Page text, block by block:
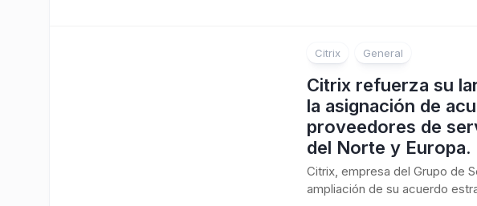
Citrix General
Citrix refuerza su
la asignación de
proveedores de
del Norte y Europa.
Citrix, empresa del Grupo de
ampliación de su acuerdo